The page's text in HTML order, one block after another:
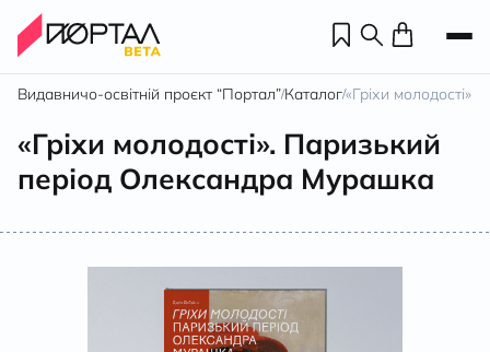
Видавничо-освітній проєкт “Портал”/Каталог/«Гріхи
«Гріхи молодості». Паризький
період Олександра Мурашка